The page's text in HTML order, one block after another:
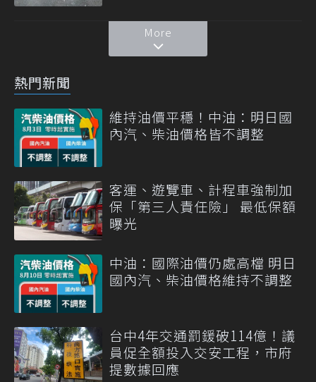
More
熱門新聞
維持油價平穩！中油：明日國
內汽、柴油價格皆不調整
客運、遊覽車、計程車強制加
保「第三人責任險」 最低保額
曝光
中油：國際油價仍處高檔 明日
國內汽、柴油價格維持不調整
台中4年交通罰鍰破114億！議
員促全額投入交安工程，市府
提數據回應